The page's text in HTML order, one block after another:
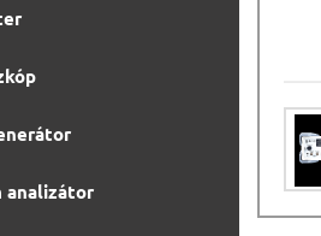
analizátor